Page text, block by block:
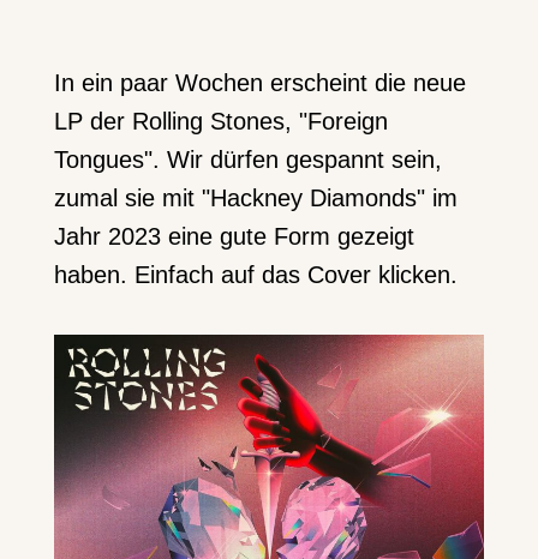
In ein paar Wochen erscheint die neue
LP der Rolling Stones, "Foreign
Tongues". Wir dürfen gespannt sein,
zumal sie mit "Hackney Diamonds" im
Jahr 2023 eine gute Form gezeigt
haben. Einfach auf das Cover klicken.